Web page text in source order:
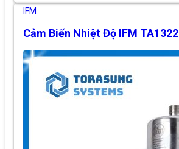
IFM
Cảm Biến Nhiệt Độ IFM TA1322